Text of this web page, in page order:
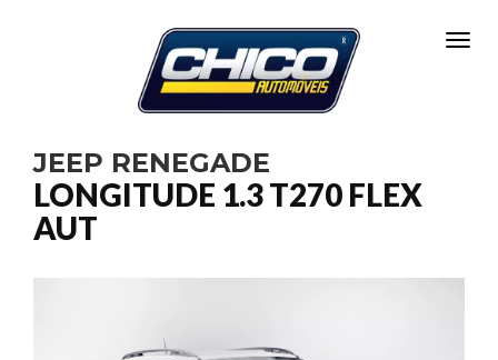
JEEP RENEGADE
LONGITUDE 1.3 T270 FLEX
AUT